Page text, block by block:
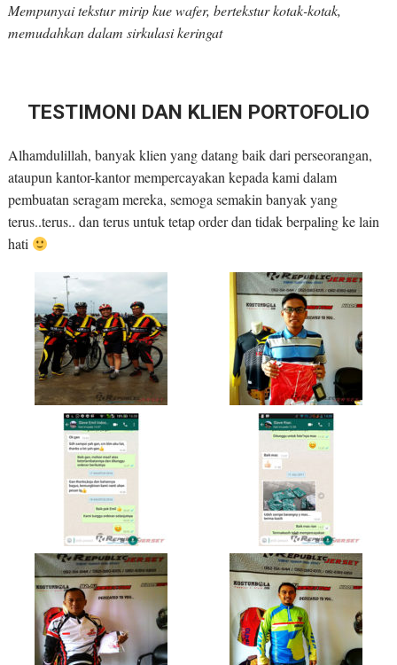
Mempunyai tekstur mirip kue wafer, bertekstur kotak-kotak,
memudahkan dalam sirkulasi keringat
TESTIMONI DAN KLIEN PORTOFOLIO
Alhamdulillah, banyak klien yang datang baik dari perseorangan,
ataupun kantor-kantor mempercayakan kepada kami dalam
pembuatan seragam mereka, semoga semakin banyak yang
terus..terus.. dan terus untuk tetap order dan tidak berpaling ke lain
hati